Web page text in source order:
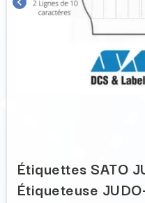
Étiquettes SATO
Étiqueteuse